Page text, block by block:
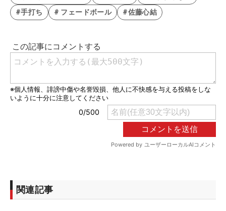
#手打ち
# フェードボール #佐藤心結
関連記事